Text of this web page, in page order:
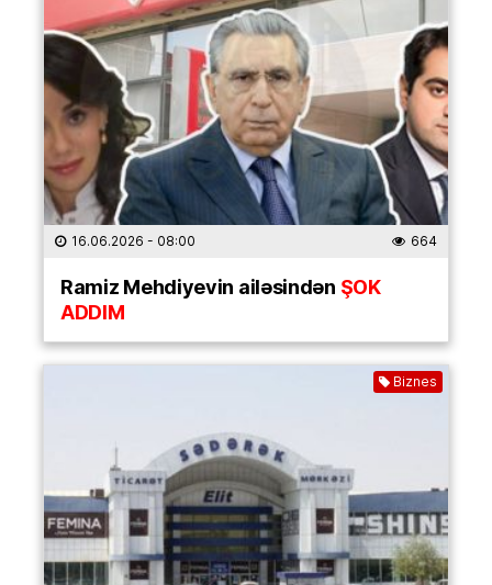
16.06.2026 - 08:00 664
Ramiz Mehdiyevin ailəsindən ŞOK
ADDIM
Biznes